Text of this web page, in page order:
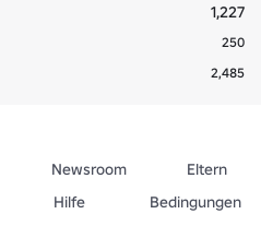
1,227
250
2,485
Newsroom
Eltern
Hilfe
Bedingungen